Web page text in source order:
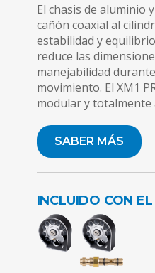
El chasis de aluminio
cañón coaxial al
estabilidad y
reduce las
manejabilidad
movimiento. El XM1
modular y totalmente
SABER MÁS
INCLUIDO CON EL